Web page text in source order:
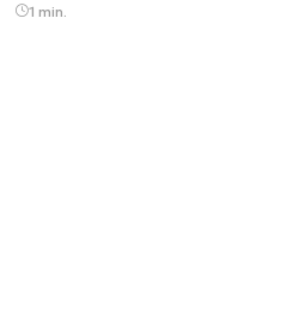
1 min.